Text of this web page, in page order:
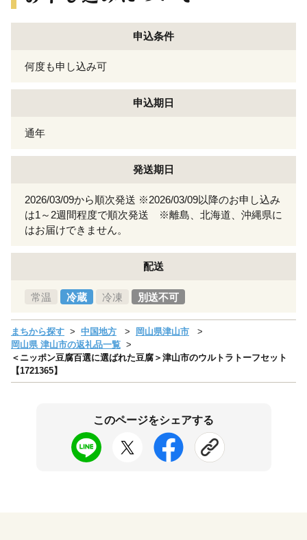
申込条件
何度も申し込み可
申込期日
通年
発送期日
2026/03/09から順次発送 ※2026/03/09以降のお申し込み
は1～2週間程度で順次発送 ※離島、北海道、沖縄県に
はお届けできません。
配送
常温 冷蔵 冷凍 別送不可
まちから探す 中国地方
岡山県津山市
岡山県 津山市の返礼品一覧
＜ニッポン豆腐百選に選ばれた豆腐＞津山市のウルトラトーフセット
【1721365】
このページをシェアする